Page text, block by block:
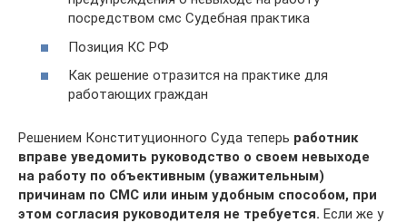
посредством смс Судебная практика
Позиция КС РФ
Как решение отразится на практике для
работающих граждан
Решением Конституционного Суда теперь работник
вправе уведомить руководство о своем невыходе
на работу по объективным (уважительным)
причинам по СМС или иным удобным способом, при
этом согласия руководителя не требуется. Если же у